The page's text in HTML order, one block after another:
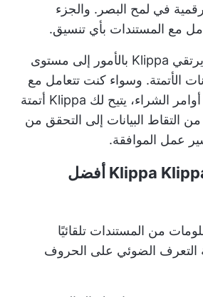
رقمية في لمح البصر. والجزء
مع المستندات بأي تنسيق.
وبعيدًا عن الرقمنة، يرتقي Klippa بالأمور إلى مستوى
الأتمتة. وسواء كنت تتعامل مع
الفواتير أو العقود أو أوامر الشراء، يتيح لك Klippa أتمتة
من التقاط البيانات إلى التحقق من
عمل الموافقة.
Klippa Klippa DocHorizon أفضل
من المستندات تلقائيًا
التعرف الضوئي على الحروف